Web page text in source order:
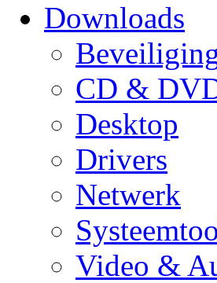
Downloads
CD &
Desktop
Drivers
Netwerk
Video &